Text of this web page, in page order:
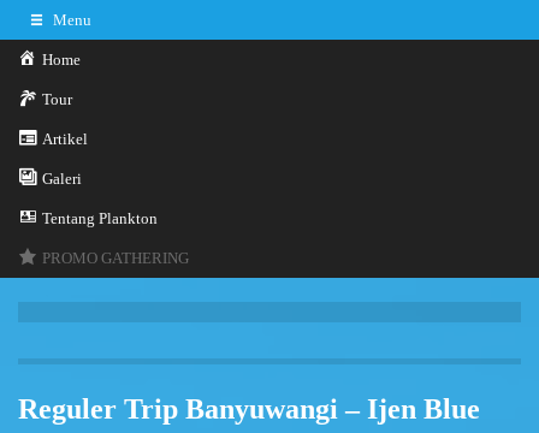
Menu
Home
Tour
Artikel
Galeri
Tentang Plankton
PROMO GATHERING
Reguler Trip Banyuwangi – Ijen Blue